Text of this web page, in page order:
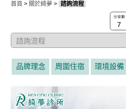
首頁 > 關於綺夢 > 諮詢流程
7
品牌理念 周圍住宿 環境設備